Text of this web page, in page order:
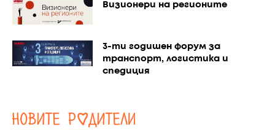
Визионери на регионите
3-ти годишен форум за
транспорт, логистика и
спедиция